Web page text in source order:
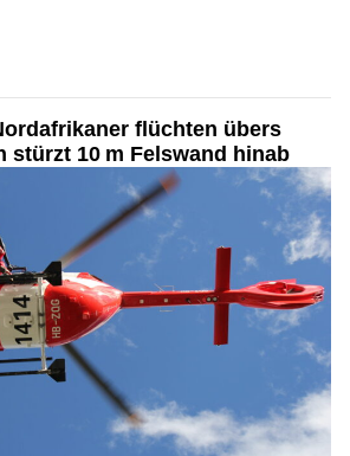
flüchten übers
stürzt 10 m Felswand hinab